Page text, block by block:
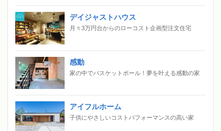
デイジャストハウス
月々3万円台からのローコスト企画型注文住宅
感動
家の中でバスケットボール！夢を叶える感動の家
アイフルホーム
子供にやさしいコストパフォーマンスの高い家